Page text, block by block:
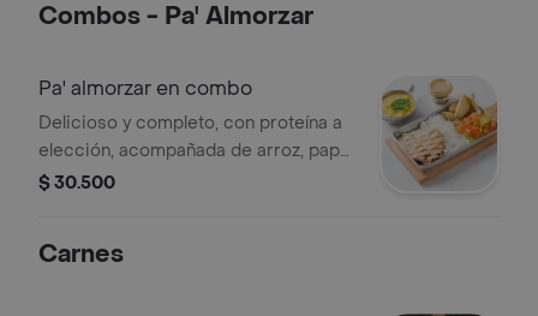
Combos - Pa' Almorzar
Pa' almorzar en combo
Delicioso y completo, con proteína a
elección, acompañada de arroz, papa
casco, ensalada, sopita a elección,
$ 30.500
Carnes